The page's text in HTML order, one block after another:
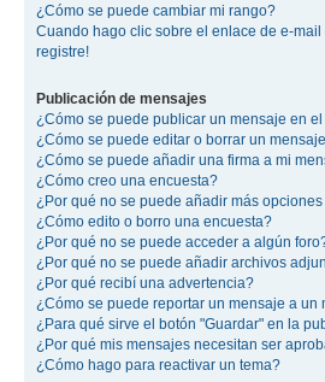
¿Cómo se puede cambiar mi rango?
Cuando hago clic sobre el enlace de e-
registre!
Publicación de mensajes
¿Cómo se puede publicar un mensaje en
¿Cómo se puede editar o borrar un
¿Cómo se puede añadir una firma a mi
¿Cómo creo una encuesta?
¿Por qué no se puede añadir más
¿Cómo edito o borro una encuesta?
¿Por qué no se puede acceder a algún
¿Por qué no se puede añadir archivos
¿Por qué recibí una advertencia?
¿Cómo se puede reportar un mensaje a un
¿Para qué sirve el botón "Guardar" en la
¿Por qué mis mensajes necesitan ser
¿Cómo hago para reactivar un tema?